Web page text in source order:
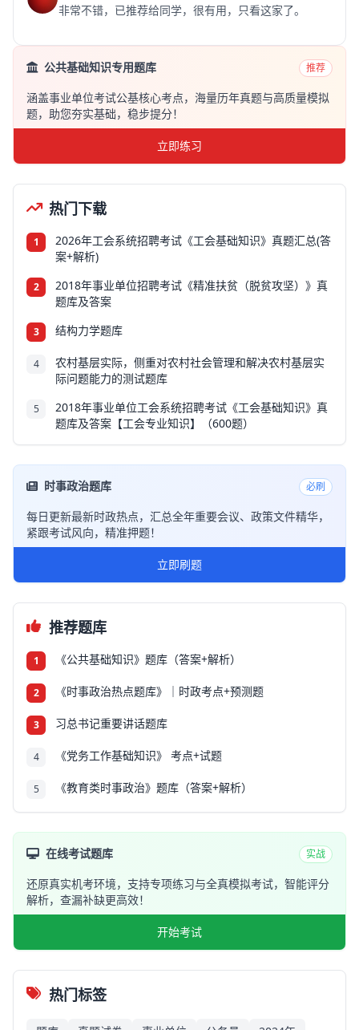
非常不错，已推荐给同学，很有用，只看这家了。
公共基础知识专用题库 推荐
涵盖事业单位考试公基核心考点，海量历年真题与高质量模拟
题，助您夯实基础，稳步提分！
立即练习
热门下载
1
2026年工会系统招聘考试《工会基础知识》真题汇总(答
案+解析)
2
2018年事业单位招聘考试《精准扶贫（脱贫攻坚）》真
题库及答案
3 结构力学题库
4
农村基层实际，侧重对农村社会管理和解决农村基层实
际问题能力的测试题库
5
2018年事业单位工会系统招聘考试《工会基础知识》真
题库及答案【工会专业知识】（600题）
时事政治题库 必刷
每日更新最新时政热点，汇总全年重要会议、政策文件精华，
紧跟考试风向，精准押题！
立即刷题
推荐题库
1 《公共基础知识》题库（答案+解析）
2 《时事政治热点题库》｜时政考点+预测题
3 习总书记重要讲话题库
4 《党务工作基础知识》 考点+试题
5 《教育类时事政治》题库（答案+解析）
在线考试题库 实战
还原真实机考环境，支持专项练习与全真模拟考试，智能评分
解析，查漏补缺更高效！
开始考试
热门标签